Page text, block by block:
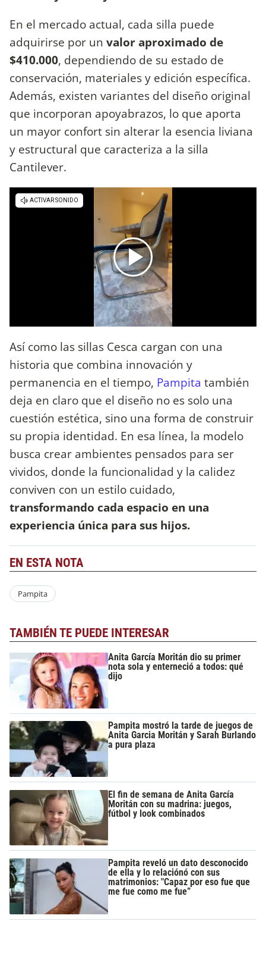
En el mercado actual, cada silla puede
adquirirse por un valor aproximado de
$410.000, dependiendo de su estado de
conservación, materiales y edición específica.
Además, existen variantes del diseño original
que incorporan apoyabrazos, lo que aporta
un mayor confort sin alterar la esencia liviana
y estructural que caracteriza a la silla
Cantilever.
Así como las sillas Cesca cargan con una
historia que combina innovación y
permanencia en el tiempo, Pampita también
deja en claro que el diseño no es solo una
cuestión estética, sino una forma de construir
su propia identidad. En esa línea, la modelo
busca crear ambientes pensados para ser
vividos, donde la funcionalidad y la calidez
conviven con un estilo cuidado,
transformando cada espacio en una
experiencia única para sus hijos.
EN ESTA NOTA
Pampita
TAMBIÉN TE PUEDE INTERESAR
Anita García Moritán dio su primer
nota sola y enterneció a todos: qué
dijo
Pampita mostró la tarde de juegos de
Anita Garcia Moritán y Sarah Burlando
a pura plaza
El fin de semana de Anita García
Moritán con su madrina: juegos,
fútbol y look combinados
Pampita reveló un dato desconocido
de ella y lo relaciónó con sus
matrimonios: "Capaz por eso fue que
me fue como me fue”